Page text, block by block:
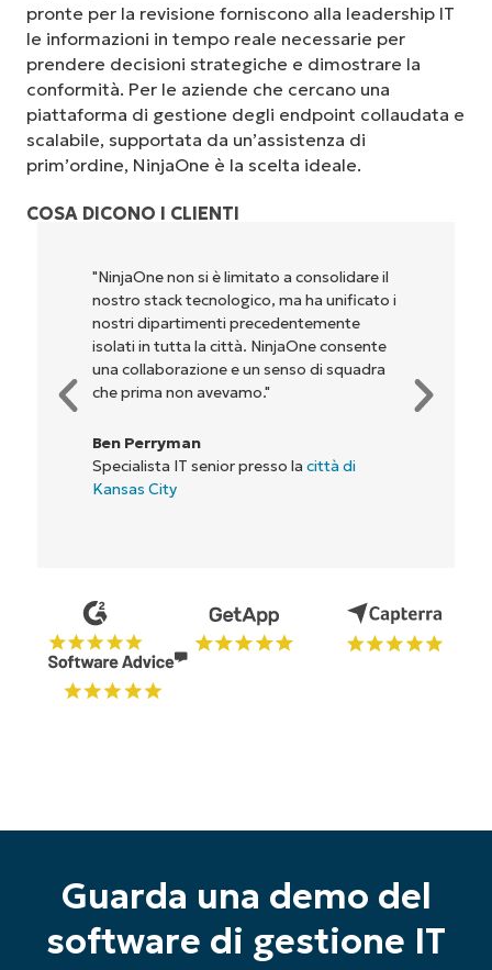
pronte per la revisione forniscono alla leadership IT
le informazioni in tempo reale necessarie per
prendere decisioni strategiche e dimostrare la
conformità. Per le aziende che cercano una
piattaforma di gestione degli endpoint collaudata e
scalabile, supportata da un’assistenza di
prim’ordine, NinjaOne è la scelta ideale.
COSA DICONO I CLIENTI
"NinjaOne permette alla nostra azienda, ai
proprietari e agli operatori con cui
lavoriamo, di essere più redditizi. È un
vantaggio per tutti."
Rory McCune
Guarda una demo del
software di gestione IT